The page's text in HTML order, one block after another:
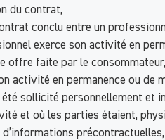
du contrat,
conclu entre un
exerce son activité en
offre faite par le consommateur,
activité en permanence ou de
sollicité personnellement
et où les parties étaient,